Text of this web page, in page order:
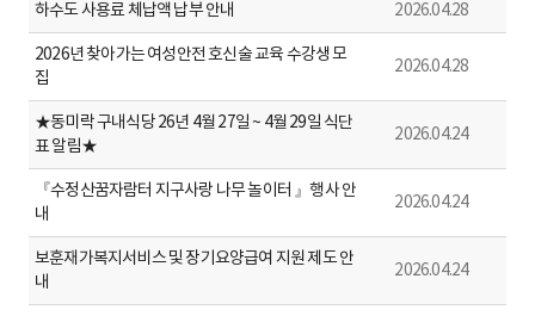
하수도 사용료 체납액 납부 안내 2026.04.28
2026년 찾아가는 여성안전 호신술 교육 수강생 모
집
2026.04.28
★동미락 구내식당 26년 4월 27일 ~ 4월 29일 식단
표 알림★
2026.04.24
『수정산꿈자람터 지구사랑 나무 놀이터 』행사 안
내
2026.04.24
보훈재가복지서비스 및 장기요양급여 지원 제도 안
내
2026.04.24